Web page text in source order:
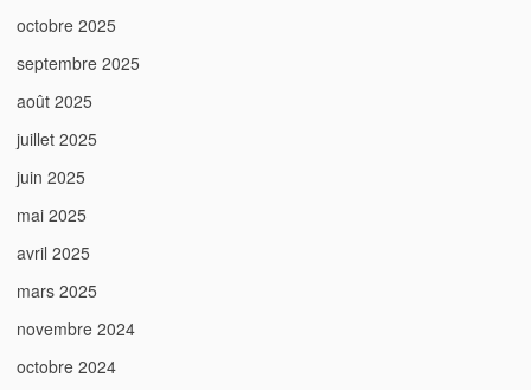
octobre 2025
septembre 2025
août 2025
juillet 2025
juin 2025
mai 2025
avril 2025
mars 2025
novembre 2024
octobre 2024